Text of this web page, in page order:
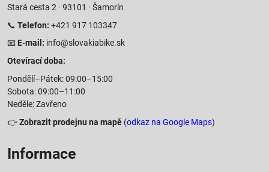
Stará cesta 2 · 93101 · Šamorín
📞 Telefon: +421 917 103347
📧 E-mail: info@slovakiabike.sk
Otevírací doba:
Pondělí–Pátek: 09:00–15:00
Sobota: 09:00–11:00
Neděle: Zavřeno
👉Zobrazit prodejnu na mapě (odkaz na Google Maps)
Informace